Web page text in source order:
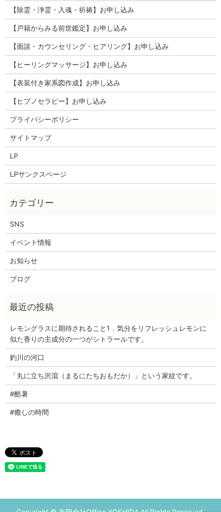
【除霊・浄霊・入魂・祈祷】お申し込み
【戸籍からみる前世鑑定】お申し込み
【面談・カウンセリング・ヒアリング】お申し込み
【ヒーリングマッサージ】お申し込み
【表装付き家系図作成】お申し込み
【ヒプノセラピー】お申し込み
プライバシーポリシー
サイトマップ
LP
LPサンクスページ
SNS
イベント情報
お知らせ
ブログ
レモングラスに期待されること1．気分をリフレッシュレモンに
似た香りの主成分の一つがシトラールです。
釣川の河口
「丸に立ち沢瀉（まるにたちおもだか）」という家紋です。
#酷暑
#癒しの時間